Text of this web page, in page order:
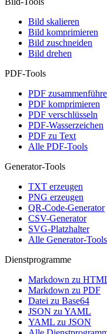
Bild skalieren
Bild komprimieren
Bild zuschneiden
Bild drehen
PDF-Tools
PDF
PDF komprimieren
PDF verschlüsseln
PDF-Wasserzeichen
PDF zu Text
Alle PDF-Tools
Generator-Tools
TXT erzeugen
PNG erzeugen
QR-Code-Generator
CSV-Generator
SVG-Platzhalter
Alle Generator-Tools
Dienstprogramme
Markdown zu
Markdown zu PDF
Datei zu Base64
JSON zu YAML
YAML zu JSON